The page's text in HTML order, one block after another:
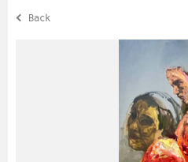
Back